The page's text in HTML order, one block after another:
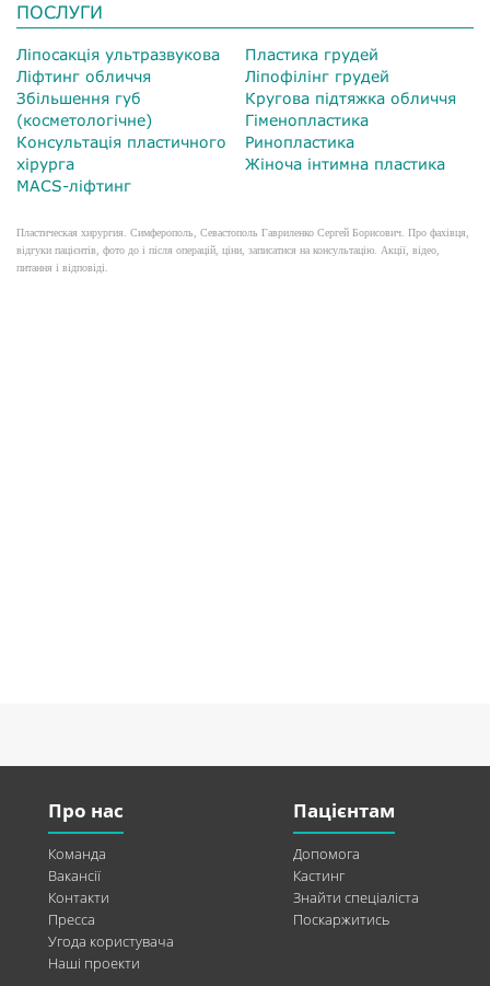
ПОСЛУГИ
Ліпосакція ультразвукова
Ліфтинг обличчя
Збільшення губ
(косметологічне)
Консультація пластичного
хірурга
MACS-ліфтинг
Пластика грудей
Ліпофілінг грудей
Кругова підтяжка обличчя
Гіменопластика
Ринопластика
Жіноча інтимна пластика
Пластическая хирургия. Симферополь, Севастополь Гавриленко Сергей Борисович. Про фахівця,
відгуки пацієнтів, фото до і після операцій, ціни, записатися на консультацію. Акції, відео,
питання і відповіді.
Про нас
Команда
Вакансії
Контакти
Пресса
Угода користувача
Наші проекти
Пацієнтам
Допомога
Кастинг
Знайти спеціаліста
Поскаржитись